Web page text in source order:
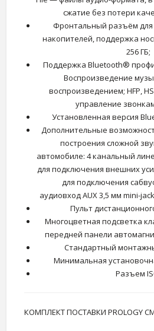
сжатие без потери
Фронтальный разъём для
накопителей, поддержка
256 ГБ;
Поддержка Bluetooth®
Воспроизведение
воспроизведением; HFP,
управление
Установленная версия
Дополнительные
построения сложной
автомобиле: 4 канальный
для подключения внешних
для подключения
аудиовход AUX 3,5 мм mini-
Пульт
Многоцветная подсветка
передней панели
Стандартный
Минимальная
Разъем
КОМПЛЕКТ ПОСТАВКИ PROLOGY